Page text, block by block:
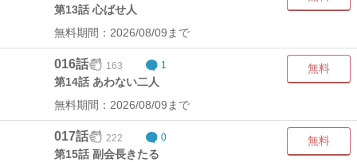
第13話 心ばせ人
無料期間：2026/08/09まで
016話 163 1
第14話 あわない二人
無料期間：2026/08/09まで
無料
017話 222 0
第15話 副会長きたる
無料